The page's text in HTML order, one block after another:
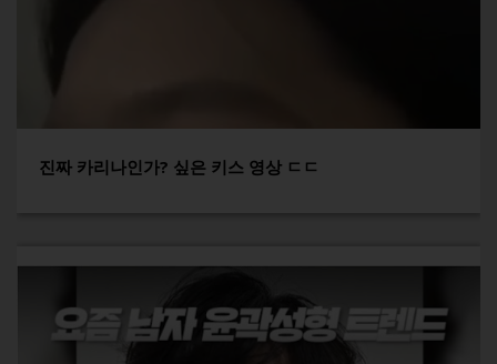
진짜 카리나인가? 싶은 키스 영상 ㄷㄷ